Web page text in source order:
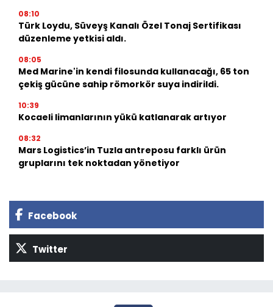
08:10
Türk Loydu, Süveyş Kanalı Özel Tonaj Sertifikası
düzenleme yetkisi aldı.
08:05
Med Marine'in kendi filosunda kullanacağı, 65 ton
çekiş gücüne sahip römorkör suya indirildi.
10:39
Kocaeli limanlarının yükü katlanarak artıyor
08:32
Mars Logistics’in Tuzla antreposu farklı ürün
gruplarını tek noktadan yönetiyor
Facebook
Twitter